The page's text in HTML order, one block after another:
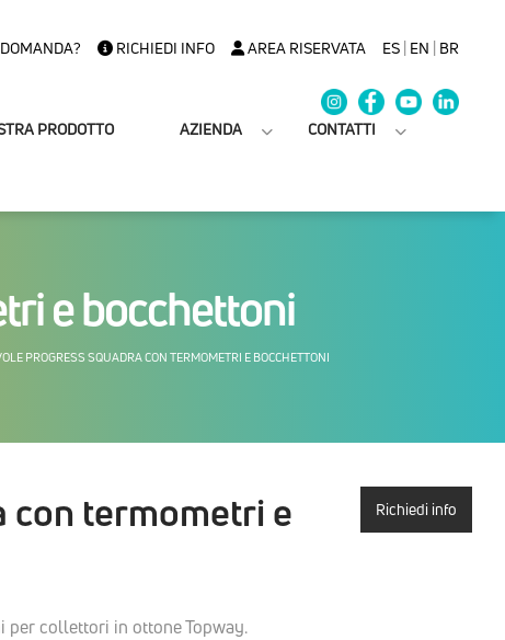
RICHIEDI INFO AREA RISERVATA ES| EN | BR
PRODOTTO AZIENDA CONTATTI
e bocchettoni
PROGRESS SQUADRA CON TERMOMETRI E BOCCHETTONI
con termometri e
Richiedi info
per collettori in ottone Topway.